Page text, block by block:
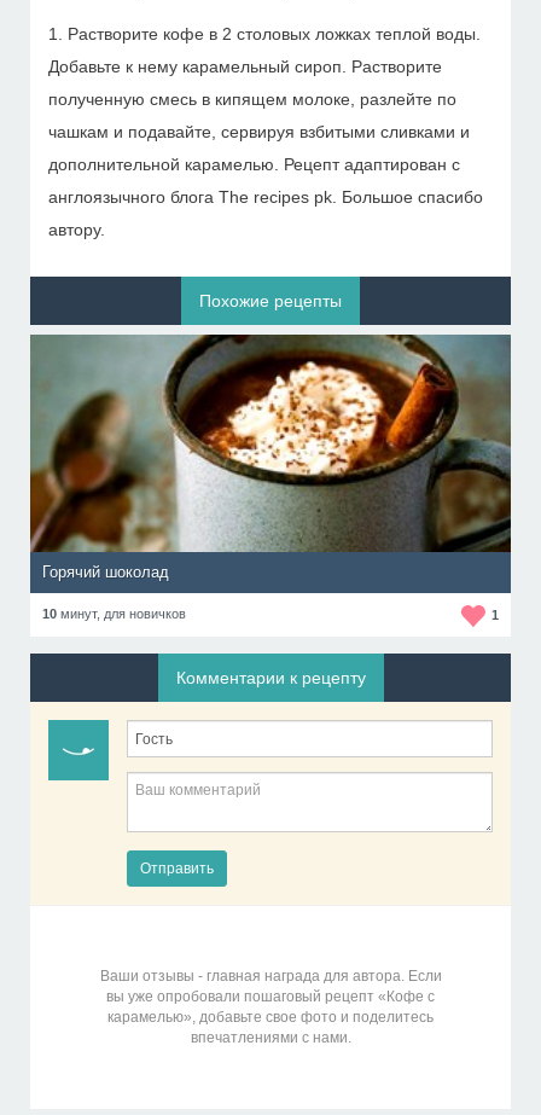
1. Растворите кофе в 2 столовых ложках теплой воды.
Добавьте к нему карамельный сироп. Растворите
полученную смесь в кипящем молоке, разлейте по
чашкам и подавайте, сервируя взбитыми сливками и
дополнительной карамелью. Рецепт адаптирован с
англоязычного блога The recipes pk. Большое спасибо
автору.
Похожие рецепты
Горячий шоколад
10 минут, для новичков 1
Комментарии к рецепту
Отправить
Ваши отзывы - главная награда для автора. Если
вы уже опробовали пошаговый рецепт «Кофе с
карамелью», добавьте свое фото и поделитесь
впечатлениями с нами.